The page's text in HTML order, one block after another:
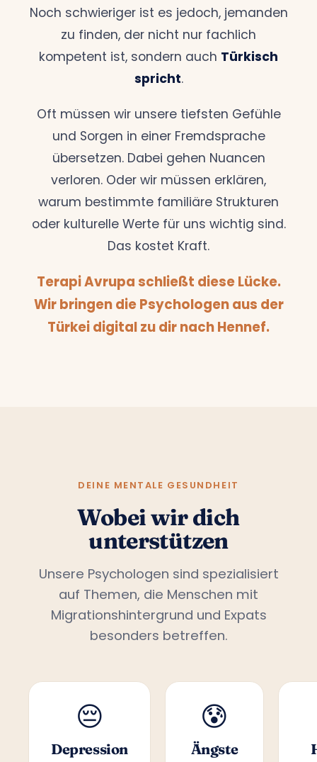
Noch schwieriger ist es jedoch, jemanden
zu finden, der nicht nur fachlich
kompetent ist, sondern auch Türkisch
spricht.
Oft müssen wir unsere tiefsten Gefühle
und Sorgen in einer Fremdsprache
übersetzen. Dabei gehen Nuancen
verloren. Oder wir müssen erklären,
warum bestimmte familiäre Strukturen
oder kulturelle Werte für uns wichtig sind.
Das kostet Kraft.
Terapi Avrupa schließt diese Lücke.
Wir bringen die Psychologen aus der
Türkei digital zu dir nach Hennef.
DEINE MENTALE GESUNDHEIT
Wobei wir dich
unterstützen
Unsere Psychologen sind spezialisiert
auf Themen, die Menschen mit
Migrationshintergrund und Expats
besonders betreffen.
😔
Depression
😰
Ängste